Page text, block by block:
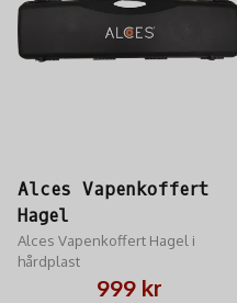
Alces Vapenkoffert
Hagel
Alces Vapenkoffert Hagel i
hårdplast
999 kr